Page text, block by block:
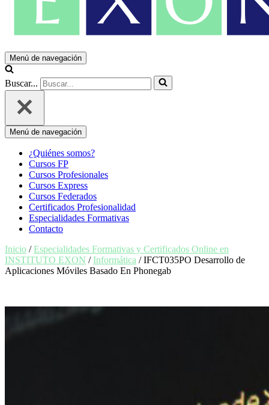
Menú de navegación
Buscar...
Menú de navegación
¿Quiénes somos?
Cursos FP
Cursos Profesionales
Cursos Express
Cursos Federados
Certificados Profesionalidad
Especialidades Formativas
Contacto
Inicio /Especialidades Formativas y Certificados Online en
INSTITUTO EXON / Informática / IFCT035PO Desarrollo de
Aplicaciones Móviles Basado En Phonegab